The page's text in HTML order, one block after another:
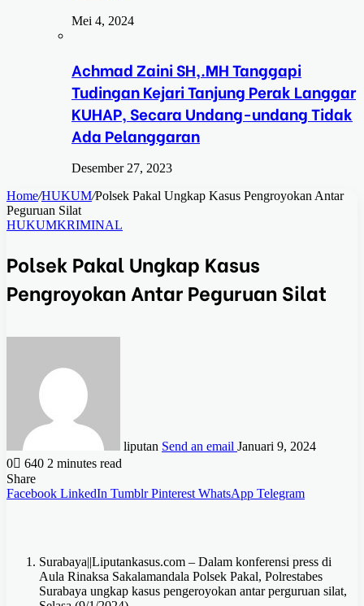
Mei 4, 2024
Achmad Zaini SH,.MH Tanggapi
Tudingan Kejari Tanjung Perak Langgar
KUHAP, Secara Undang-undang Tidak
Ada Pelanggaran
Desember 27, 2023
Home/HUKUM/Polsek Pakal Ungkap Kasus Pengroyokan Antar
Peguruan Silat
HUKUMKRIMINAL
Polsek Pakal Ungkap Kasus
Pengroyokan Antar Peguruan Silat
liputan Send an email Januari 9, 2024
0
640 2 minutes read
Share
Facebook LinkedIn Tumblr Pinterest WhatsApp Telegram
Surabaya||Liputankasus.com – Dalam konferensi press di
Aula Rinaksa Sakalamandala Polsek Pakal, Polrestabes
Surabaya ungkap kasus pengeroyokan antar perguruan silat,